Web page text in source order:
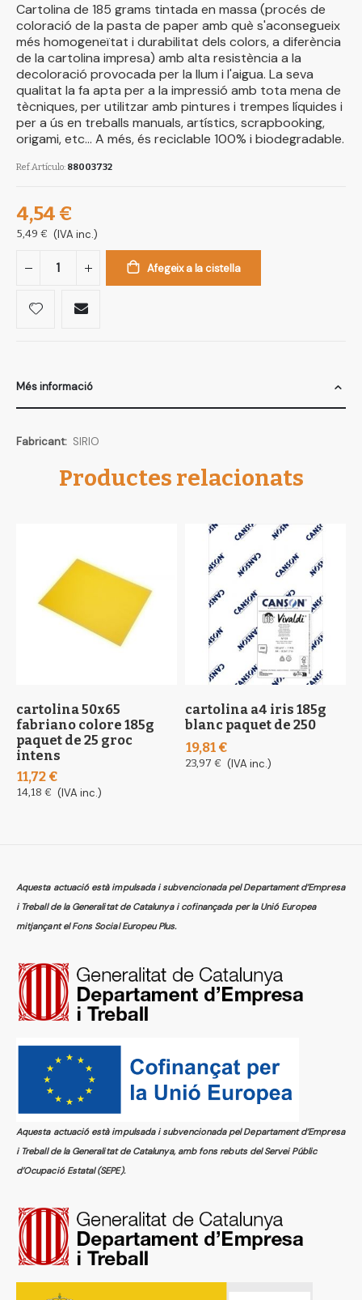
Cartolina de 185 grams tintada en massa (procés de
coloració de la pasta de paper amb què s'aconsegueix
més homogeneïtat i durabilitat dels colors, a diferència
de la cartolina impresa) amb alta resistència a la
decoloració provocada per la llum i l'aigua. La seva
qualitat la fa apta per a la impressió amb tota mena de
tècniques, per utilitzar amb pintures i trempes líquides i
per a ús en treballs manuals, artístics, scrapbooking,
origami, etc... A més, és reciclable 100% i biodegradable.
Ref.Artículo 88003732
4,54 €
5,49 € (IVA inc.)
Afegeix a la cistella
Més informació
Més
SIRIO
Productes relacionats
cartolina 50x65
fabriano colore 185g
paquet de 25 groc
intens
11,72 €
14,18 € (IVA inc.)
cartolina a4 iris 185g
blanc paquet de 250
19,81 €
23,97 € (IVA inc.)
Aquesta actuació està impulsada i subvencionada pel Departament d’Empresa
i Treball de la Generalitat de Catalunya i cofinançada per la Unió Europea
mitjançant el Fons Social Europeu Plus.
Aquesta actuació està impulsada i subvencionada pel Departament d’Empresa
i Treball de la Generalitat de Catalunya, amb fons rebuts del Servei Públic
d’Ocupació Estatal (SEPE).